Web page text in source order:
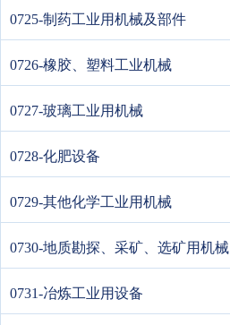
0725-制药工业用机械及部件
0726-橡胶、塑料工业机械
0727-玻璃工业用机械
0728-化肥设备
0729-其他化学工业用机械
0730-地质勘探、采矿、选矿用机械
0731-冶炼工业用设备